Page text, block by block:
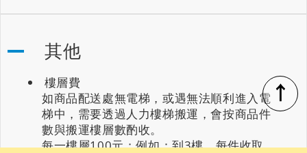
其他
樓層費
如商品配送處無電梯，或遇無法順利進入電
梯中，需要透過人力樓梯搬運，會按商品件
數與搬運樓層數酌收。
每一樓層100元；例如：到3樓，每件收取
↑